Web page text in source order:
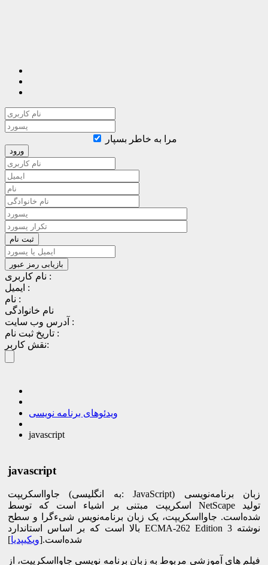
مرا به خاطر بسپار
نام کاربری :
ایمیل :
نام :
نام خانوادگی
آدرس وب سایت :
تاریخ ثبت نام :
نقش کاربر:
ویدئوهای برنامه نویسی
javascript
javascript
جاوااسکریپت (به انگلیسی: JavaScript) زبان برنامه‌نویسی
اسکریپت مبتنی بر اشیاء است که توسط NetScape تولید
شده‌است. جاوااسکریپت، یک زبان برنامه‌نویس شیءگرا و سطح
بالا است که بر اساس استاندارد ECMA-262 Edition 3 نوشته
شده‌است.[ویکیپدیا]
فیلم های آموزشی مربوط به زبان برنامه نویسی جاوااسکریپت، از